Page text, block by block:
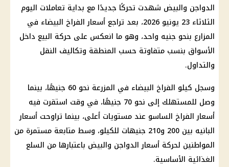
الدواجن والبيض شهدت تحركًا جديدًا مع بداية تعاملات اليوم
الثلاثاء 23 يونيو 2026، بعد تراجع أسعار الفراخ البيضاء في
المزارع بنحو جنيه واحد، وهو ما انعكس على حركة البيع داخل
الأسواق بنسب متفاوتة حسب المنطقة وتكاليف النقل
والتداول.
وسجل كيلو الفراخ البيضاء في المزرعة نحو 60 جنيهًا، بينما
وصل للمستهلك إلى نحو 70 جنيهًا، في وقت استقرت فيه
أسعار الفراخ الساسو عند مستويات أعلى، بينما تراوحت أسعار
البانيه بين 200 و210 جنيهات للكيلو، وسط متابعة مستمرة من
المواطنين لحركة أسعار الدواجن والبيض باعتبارها من السلع
الغذائية الأساسية.